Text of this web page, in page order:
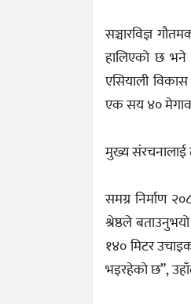
सञ्चारविज्ञ
हालिएको छ भने
एसियाली
एक सय ४०
मुख्य संरचनालाई
समग्र निर्माण
श्रेष्ठले
१४० मिटर
भइरहेको छ”,